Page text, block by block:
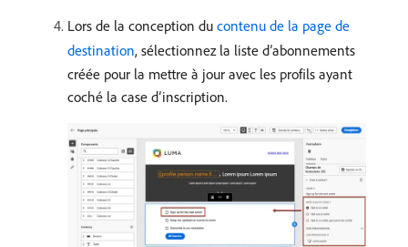
Lors de la conception du contenu de la page de
destination, sélectionnez la liste dʼabonnements
créée pour la mettre à jour avec les profils ayant
coché la case dʼinscription.